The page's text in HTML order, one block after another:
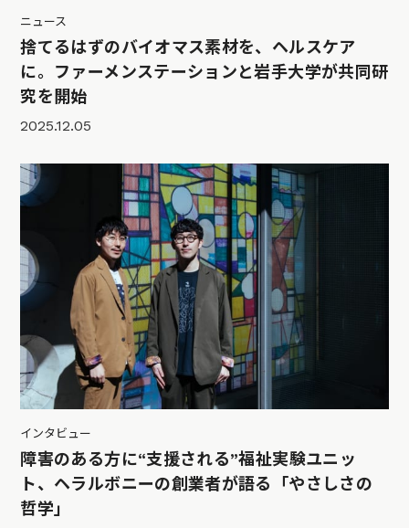
ニュース
捨てるはずのバイオマス素材を、ヘルスケア
に。ファーメンステーションと岩手大学が共同研
究を開始
2025.12.05
インタビュー
障害のある方に“支援される”福祉実験ユニッ
ト、ヘラルボニーの創業者が語る「やさしさの
哲学」